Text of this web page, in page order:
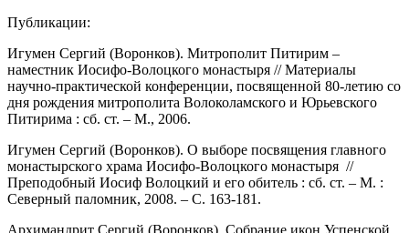
Публикации:
Игумен Сергий (Воронков). Митрополит Питирим –
наместник Иосифо-Волоцкого монастыря // Материалы
научно-практической конференции, посвященной 80-летию со
дня рождения митрополита Волоколамского и Юрьевского
Питирима : сб. ст. – М., 2006.
Игумен Сергий (Воронков). О выборе посвящения главного
монастырского храма Иосифо-Волоцкого монастыря //
Преподобный Иосиф Волоцкий и его обитель : сб. ст. – М. :
Северный паломник, 2008. – С. 163-181.
Архимандрит Сергий (Воронков). Собрание икон Успенской